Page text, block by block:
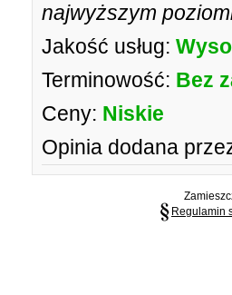
najwyższym
Jakość usług:
Terminowość: Bez
Ceny: Niskie
Opinia dodana
Regulamin